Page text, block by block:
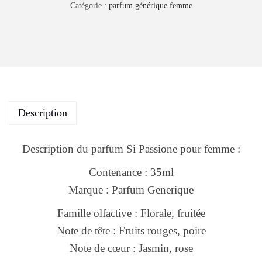
Catégorie : parfum générique femme
Description
Description du parfum Si Passione pour femme :
Contenance : 35ml
Marque : Parfum Generique
Famille olfactive : Florale, fruitée
Note de tête : Fruits rouges, poire
Note de cœur : Jasmin, rose